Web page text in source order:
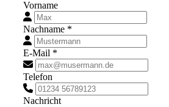
Vorname
Nachname *
E-Mail *
Telefon
Nachricht